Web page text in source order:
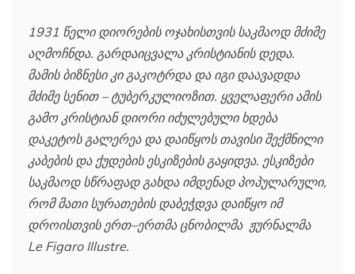
1931 წელი დიორების ოჯახისთვის საკმაოდ მძიმე
აღმოჩნდა. გარდაიცვალა კრისტიანის დედა.
მამის ბიზნესი კი გაკოტრდა და იგი დაავადდა
მძიმე სენით – ტუბერკულიოზით. ყველაფერი ამის
გამო კრისტიან დიორი იძულებული ხდება
დაკეტოს გალერეა და დაიწყოს თავისი შექმნილი
კაბების და ქუდების ესკიზების გაყიდვა. ესკიზები
საკმაოდ სწრაფად გახდა იმდენად პოპულარული,
რომ მათი სურათების დაბეჭდვა დაიწყო იმ
დროისთვის ერთ–ერთმა ცნობილმა ჟურნალმა
Le Figaro Illustre.